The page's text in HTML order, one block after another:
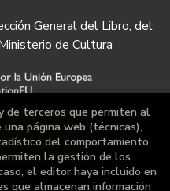
General del Libro, del
de Cultura
de terceros que permiten al
página web (técnicas),
del comportamiento
la gestión de los
el editor haya incluido en
que almacenan información